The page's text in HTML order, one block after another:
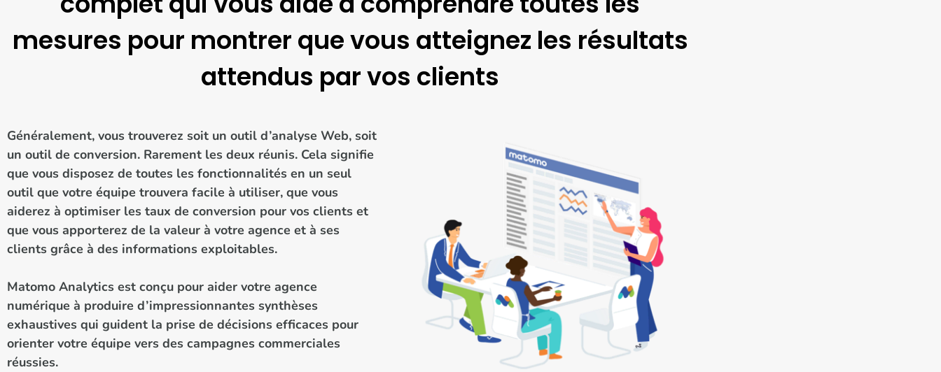
mesures pour montrer que vous atteignez les résultats
attendus par vos clients
Généralement, vous trouverez soit un outil d’analyse Web, soit
un outil de conversion. Rarement les deux réunis. Cela signifie
que vous disposez de toutes les fonctionnalités en un seul
outil que votre équipe trouvera facile à utiliser, que vous
aiderez à optimiser les taux de conversion pour vos clients et
que vous apporterez de la valeur à votre agence et à ses
clients grâce à des informations exploitables.
Matomo Analytics est conçu pour aider votre agence
numérique à produire d’impressionnantes synthèses
exhaustives qui guident la prise de décisions efficaces pour
orienter votre équipe vers des campagnes commerciales
réussies.